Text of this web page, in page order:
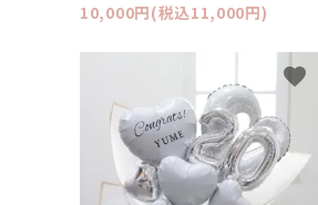
10,000円(税込11,000円)
favorite